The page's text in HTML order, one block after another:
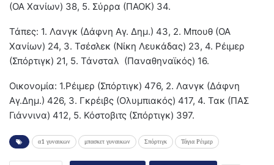
(ΟΑ Χανίων) 38, 5. Σύρρα (ΠΑΟΚ) 34.
Τάπες: 1. Λανγκ (Δάφνη Αγ. Δημ.) 43, 2. Μπουθ (ΟΑ
Χανίων) 24, 3. Τσέσλεκ (Νίκη Λευκάδας) 23, 4. Ρέιμερ
(Σπόρτιγκ) 21, 5. Τάνσταλ (Παναθηναϊκός) 16.
Οικονομία: 1.Ρέιμερ (Σπόρτιγκ) 476, 2. Λανγκ (Δάφνη
Αγ.Δημ.) 426, 3. Γκρέιβς (Ολυμπιακός) 417, 4. Τακ (ΠΑΣ
Γιάννινα) 412, 5. Κόστοβιτς (Σπόρτιγκ) 397.
α1 γυναικων μπασκετ γυναικων Σπόρτιγκ Τάγια Ρέιμερ